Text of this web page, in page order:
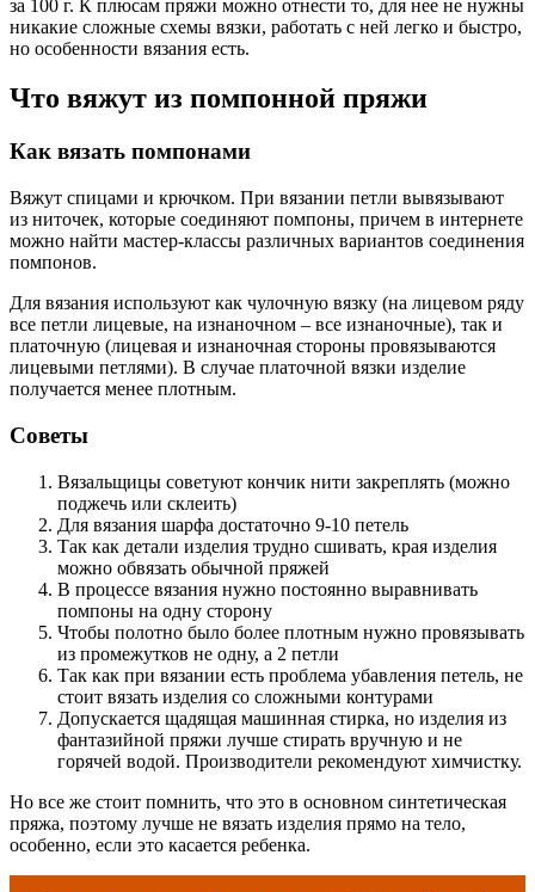
за 100 г. К плюсам пряжи можно отнести то, для нее не нужны
никакие сложные схемы вязки, работать с ней легко и быстро,
но особенности вязания есть.
Что вяжут из помпонной пряжи
Как вязать помпонами
Вяжут спицами и крючком. При вязании петли вывязывают
из ниточек, которые соединяют помпоны, причем в интернете
можно найти мастер-классы различных вариантов соединения
помпонов.
Для вязания используют как чулочную вязку (на лицевом ряду
все петли лицевые, на изнаночном – все изнаночные), так и
платочную (лицевая и изнаночная стороны провязываются
лицевыми петлями). В случае платочной вязки изделие
получается менее плотным.
Советы
Вязальщицы советуют кончик нити закреплять (можно
поджечь или склеить)
Для вязания шарфа достаточно 9-10 петель
Так как детали изделия трудно сшивать, края изделия
можно обвязать обычной пряжей
В процессе вязания нужно постоянно выравнивать
помпоны на одну сторону
Чтобы полотно было более плотным нужно провязывать
из промежутков не одну, а 2 петли
Так как при вязании есть проблема убавления петель, не
стоит вязать изделия со сложными контурами
Допускается щадящая машинная стирка, но изделия из
фантазийной пряжи лучше стирать вручную и не
горячей водой. Производители рекомендуют химчистку.
Но все же стоит помнить, что это в основном синтетическая
пряжа, поэтому лучше не вязать изделия прямо на тело,
особенно, если это касается ребенка.